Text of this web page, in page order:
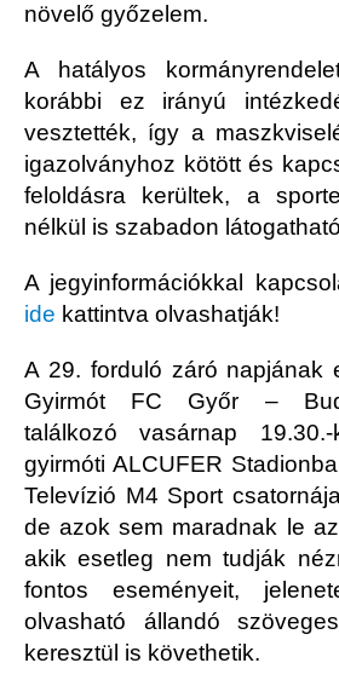
növelő győzelem.
A hatályos
korábbi ez irányú
vesztették, így a
igazolványhoz kötött és
feloldásra kerültek, a
nélkül is szabadon
A jegyinformációkkal
ide kattintva olvashatják!
A 29. forduló záró napjának
Gyirmót FC Győr –
találkozó vasárnap
gyirmóti ALCUFER
Televízió M4 Sport
de azok sem maradnak le
akik esetleg nem tudják
fontos eseményeit,
olvasható állandó
keresztül is követhetik.